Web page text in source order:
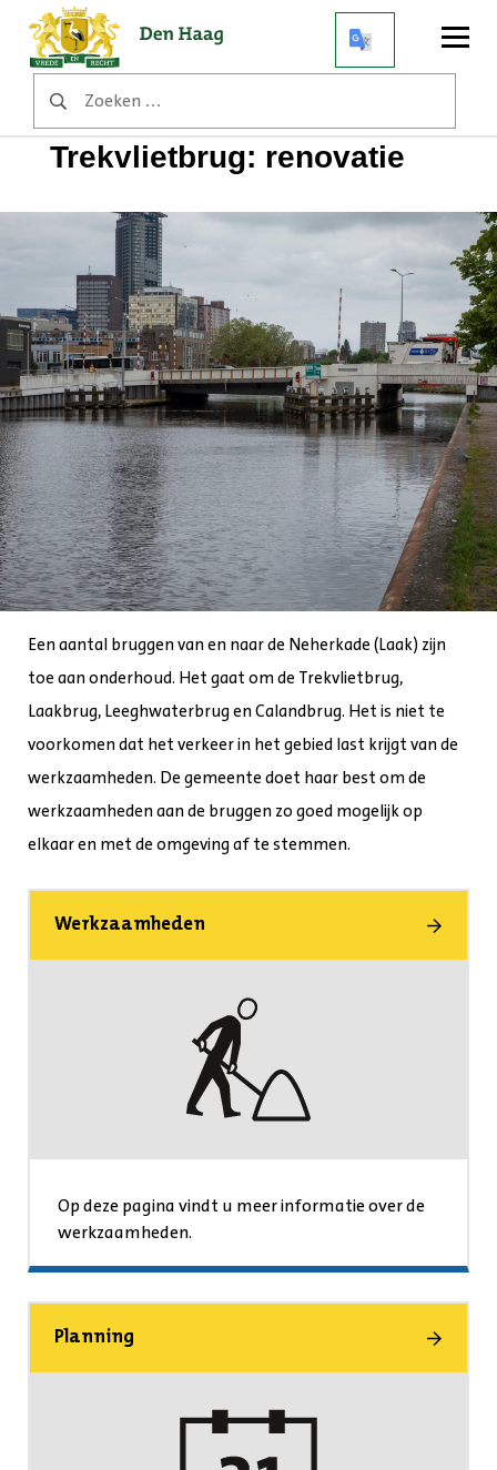
naar:
Open
Trekvlietbrug: renovatie
Trekvlietbrug: renovatie
Een aantal bruggen van en naar de Neherkade (Laak) zijn
toe aan onderhoud. Het gaat om de Trekvlietbrug,
Laakbrug, Leeghwaterbrug en Calandbrug. Het is niet te
voorkomen dat het verkeer in het gebied last krijgt van de
werkzaamheden. De gemeente doet haar best om de
werkzaamheden aan de bruggen zo goed mogelijk op
elkaar en met de omgeving af te stemmen.
Werkzaamheden
Op deze pagina vindt u meer informatie over de
werkzaamheden.
Planning